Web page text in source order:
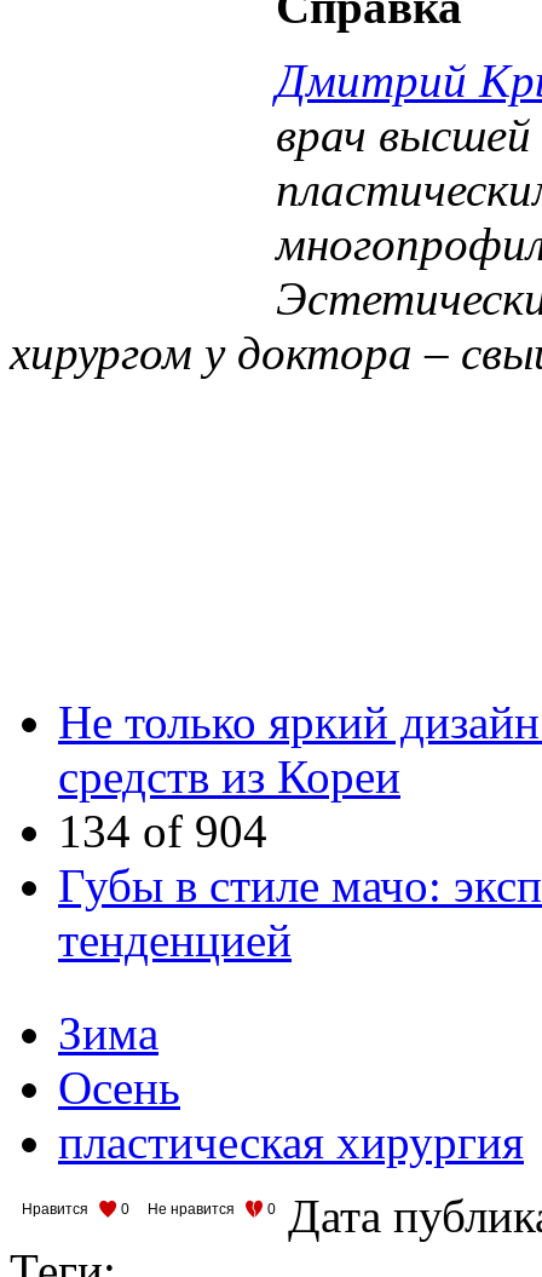
Дмитрий
врач
хирургом у доктора –
Не только яркий
средств из Кореи
134 of 904
Губы в стиле мачо:
тенденцией
Зима
Осень
пластическая хирургия
Нравится 0 Не нравится 0
Дата